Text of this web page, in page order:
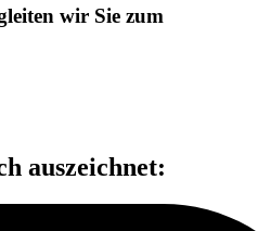
wir Sie zum
auszeichnet: